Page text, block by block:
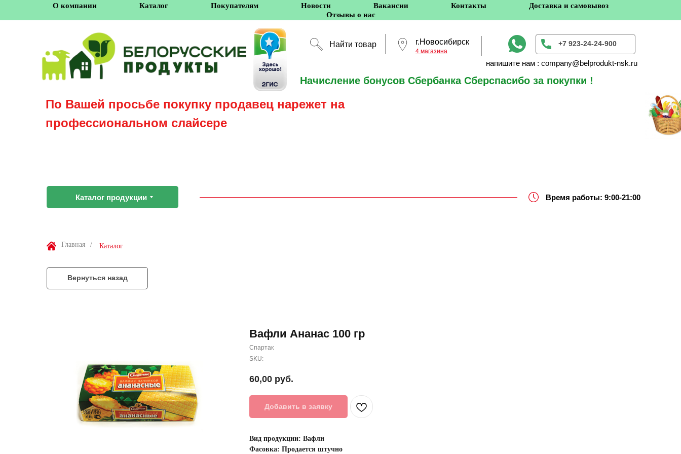
О компании Каталог Покупателям Новости Вакансии Контакты
Доставка и самовывоз
Отзывы о нас
г.Новосибирск +7 923-24-24-900
Найти товар
4 магазина
Начисление бонусов Сбербанка Сберспасибо за покупки !
напишите нам : company@belprodukt-nsk.ru
По Вашей просьбе покупку продавец нарежет на
профессиональном слайсере
Каталог продукции Время работы: 9:00-21:00
Главная / Каталог
Вернуться назад
Вафли Ананас 100 гр
Спартак
SKU:
60,00 руб.
Добавить в заявку
Вид продукции: Вафли
Фасовка: Продается штучно